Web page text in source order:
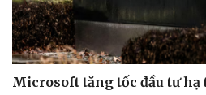
Microsoft tăng tốc đầu tư hạ